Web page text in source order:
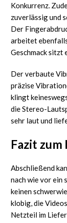
Konkurrenz.
zuverlässig und
Der
arbeitet
Geschmack sitzt
Der verbaute
präzise
klingt
die Stereo-
sehr laut und
Fazit zum
Abschließend
nach wie vor ein
keinen
klobig, die
Netzteil im